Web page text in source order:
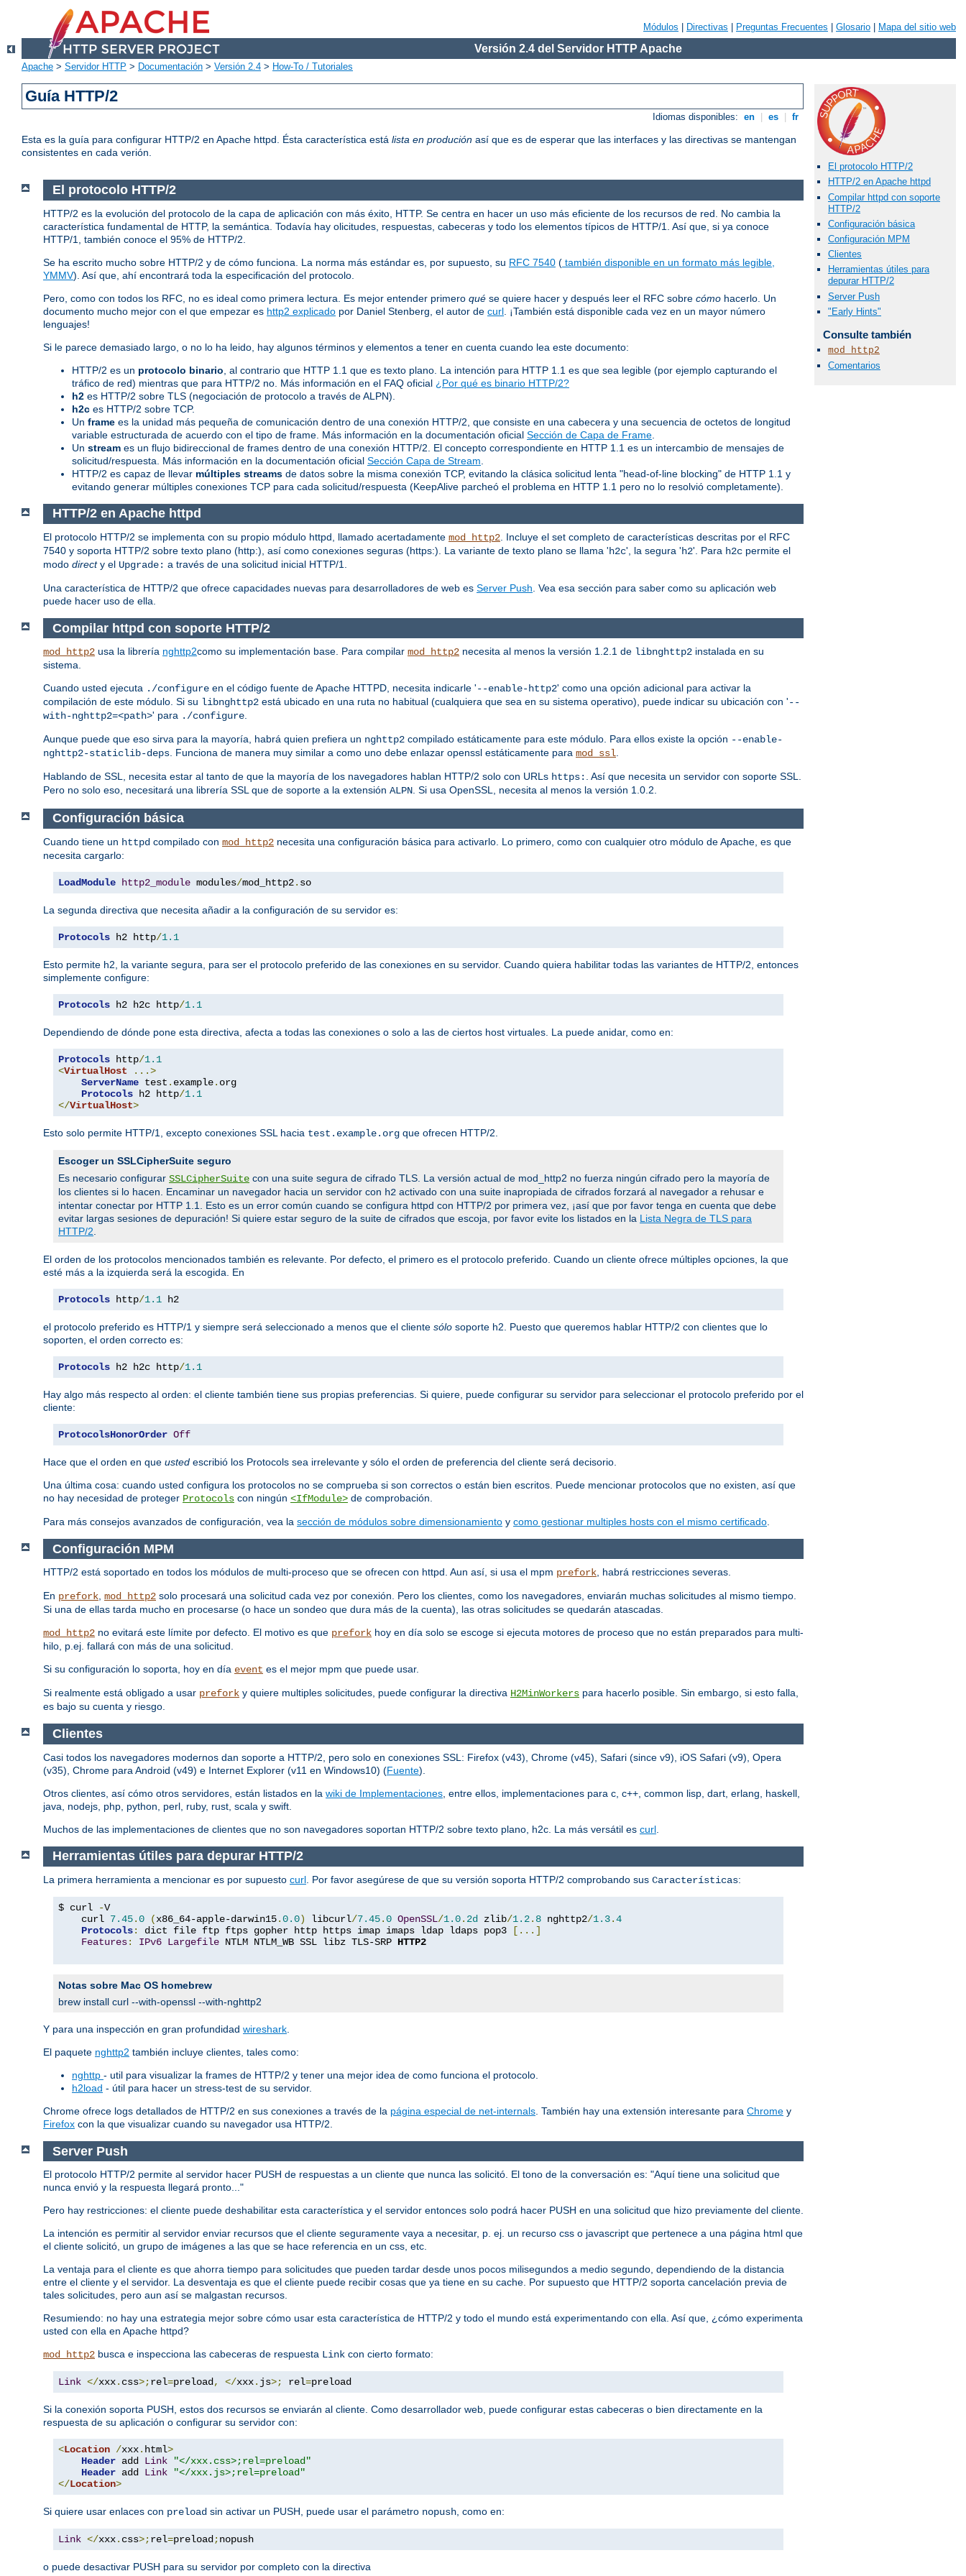
Módulos Directivas Preguntas Frecuentes Glosario Mapa del sitio web
Versión 2.4 del Servidor HTTP Apache
Apache > Servidor HTTP > Documentación > Versión 2.4 > How-To / Tutoriales
Guía HTTP/2
Idiomas disponibles: en es fr
Esta es la guía para configurar HTTP/2 en Apache httpd. Ésta característica está lista en produción así que es de esperar que las interfaces y las directivas se mantengan
consistentes en cada verión.
El protocolo HTTP/2
HTTP/2 en Apache httpd
Compilar httpd con soporte
HTTP/2
Configuración básica
Configuración MPM
Clientes
Herramientas útiles para
depurar HTTP/2
Server Push
"Early Hints"
Consulte también
mod_http2
Comentarios
El protocolo HTTP/2
HTTP/2 es la evolución del protocolo de la capa de aplicación con más éxito, HTTP. Se centra en hacer un uso más eficiente de los recursos de red. No cambia la
característica fundamental de HTTP, la semántica. Todavía hay olicitudes, respuestas, cabeceras y todo los elementos típicos de HTTP/1. Así que, si ya conoce
HTTP/1, también conoce el 95% de HTTP/2.
Se ha escrito mucho sobre HTTP/2 y de cómo funciona. La norma más estándar es, por supuesto, su RFC 7540 ( también disponible en un formato más legible,
YMMV). Así que, ahí encontrará toda la especificación del protocolo.
Pero, como con todos los RFC, no es ideal como primera lectura. Es mejor entender primero qué se quiere hacer y después leer el RFC sobre cómo hacerlo. Un
documento mucho mejor con el que empezar es http2 explicado por Daniel Stenberg, el autor de curl . ¡También está disponible cada vez en un mayor número
lenguajes!
Si le parece demasiado largo, o no lo ha leido, hay algunos términos y elementos a tener en cuenta cuando lea este documento:
HTTP/2 es un protocolo binario , al contrario que HTTP 1.1 que es texto plano. La intención para HTTP 1.1 es que sea legible (por ejemplo capturando el
tráfico de red) mientras que para HTTP/2 no. Más información en el FAQ oficial ¿Por qué es binario HTTP/2?
h2 es HTTP/2 sobre TLS (negociación de protocolo a través de ALPN).
h2c es HTTP/2 sobre TCP.
Un frame es la unidad más pequeña de comunicación dentro de una conexión HTTP/2, que consiste en una cabecera y una secuencia de octetos de longitud
variable estructurada de acuerdo con el tipo de frame. Más información en la documentación oficial Sección de Capa de Frame
Un stream es un flujo bidireccional de frames dentro de una conexión HTTP/2. El concepto correspondiente en HTTP 1.1 es un intercambio de mensajes de
solicitud/respuesta. Más información en la documentación oficial Sección Capa de Stream
HTTP/2 es capaz de llevar múltiples streams de datos sobre la misma conexión TCP, evitando la clásica solicitud lenta "head-of-line blocking" de HTTP 1.1 y
evitando generar múltiples conexiones TCP para cada solicitud/respuesta (KeepAlive parcheó el problema en HTTP 1.1 pero no lo resolvió completamente).
HTTP/2 en Apache httpd
El protocolo HTTP/2 se implementa con su propio módulo httpd, llamado acertadamente mod_http2 . Incluye el set completo de características descritas por el RFC
7540 y soporta HTTP/2 sobre texto plano (http:), así como conexiones seguras (https:). La variante de texto plano se llama 'h2c', la segura 'h2'. Para h2c permite el
modo directy el Upgrade: a través de una solicitud inicial HTTP/1.
Una característica de HTTP/2 que ofrece capacidades nuevas para desarrolladores de web es Server Push . Vea esa sección para saber como su aplicación web
puede hacer uso de ella.
Compilar httpd con soporte HTTP/2
mod_http2 usa la librería nghttp2como su implementación base. Para compilar mod_http2 necesita al menos la versión 1.2.1 de libnghttp2 instalada en su
sistema.
Cuando usted ejecuta ./configure en el código fuente de Apache HTTPD, necesita indicarle '--enable-http2' como una opción adicional para activar la
compilación de este módulo. Si su libnghttp2 está ubicado en una ruta no habitual (cualquiera que sea en su sistema operativo), puede indicar su ubicación con '--
with-nghttp2=<path>' para ./configure.
Aunque puede que eso sirva para la mayoría, habrá quien prefiera un nghttp2 compilado estáticamente para este módulo. Para ellos existe la opción --enable-
nghttp2-staticlib-deps. Funciona de manera muy similar a como uno debe enlazar openssl estáticamente para mod_ssl.
Hablando de SSL, necesita estar al tanto de que la mayoría de los navegadores hablan HTTP/2 solo con URLs https: . Así que necesita un servidor con soporte SSL.
Pero no solo eso, necesitará una librería SSL que de soporte a la extensión ALPN. Si usa OpenSSL, necesita al menos la versión 1.0.2.
Configuración básica
Cuando tiene un httpd compilado con mod_http2 necesita una configuración básica para activarlo. Lo primero, como con cualquier otro módulo de Apache, es que
necesita cargarlo:
LoadModule http2_module modules/mod_http2. so
La segunda directiva que necesita añadir a la configuración de su servidor es:
Protocols h2 http/1.1
Esto permite h2, la variante segura, para ser el protocolo preferido de las conexiones en su servidor. Cuando quiera habilitar todas las variantes de HTTP/2, entonces
simplemente configure:
Protocols h2 h2c http/1.1
Dependiendo de dónde pone esta directiva, afecta a todas las conexiones o solo a las de ciertos host virtuales. La puede anidar, como en:
Protocols http/1.1
<VirtualHost
...>
ServerName test . example. org
Protocols h2 http/1.1
</VirtualHost>
Esto solo permite HTTP/1, excepto conexiones SSL hacia test.example.org que ofrecen HTTP/2.
Escoger un SSLCipherSuite seguro
Es necesario configurar SSLCipherSuite con una suite segura de cifrado TLS. La versión actual de mod_http2 no fuerza ningún cifrado pero la mayoría de
los clientes si lo hacen. Encaminar un navegador hacia un servidor con h2 activado con una suite inapropiada de cifrados forzará al navegador a rehusar e
intentar conectar por HTTP 1.1. Esto es un error común cuando se configura httpd con HTTP/2 por primera vez, ¡así que por favor tenga en cuenta que debe
evitar largas sesiones de depuración! Si quiere estar seguro de la suite de cifrados que escoja, por favor evite los listados en la Lista Negra de TLS para
HTTP/2
El orden de los protocolos mencionados también es relevante. Por defecto, el primero es el protocolo preferido. Cuando un cliente ofrece múltiples opciones, la que
esté más a la izquierda será la escogida. En
Protocols http/1.1 h2
el protocolo preferido es HTTP/1 y siempre será seleccionado a menos que el cliente sólo soporte h2. Puesto que queremos hablar HTTP/2 con clientes que lo
soporten, el orden correcto es:
Protocols h2 h2c http/1.1
Hay algo más respecto al orden: el cliente también tiene sus propias preferencias. Si quiere, puede configurar su servidor para seleccionar el protocolo preferido por el
cliente:
ProtocolsHonorOrder Off
Hace que el orden en que usted escribió los Protocols sea irrelevante y sólo el orden de preferencia del cliente será decisorio.
Una última cosa: cuando usted configura los protocolos no se comprueba si son correctos o están bien escritos. Puede mencionar protocolos que no existen, así que
no hay necesidad de proteger Protocols con ningún <IfModule> de comprobación.
Para más consejos avanzados de configuración, vea la sección de módulos sobre dimensionamiento y como gestionar multiples hosts con el mismo certificado
Configuración MPM
HTTP/2 está soportado en todos los módulos de multi-proceso que se ofrecen con httpd. Aun así, si usa el mpm prefork, habrá restricciones severas.
En prefork, mod_http2 solo procesará una solicitud cada vez por conexión. Pero los clientes, como los navegadores, enviarán muchas solicitudes al mismo tiempo.
Si una de ellas tarda mucho en procesarse (o hace un sondeo que dura más de la cuenta), las otras solicitudes se quedarán atascadas.
mod_http2 no evitará este límite por defecto. El motivo es que prefork hoy en día solo se escoge si ejecuta motores de proceso que no están preparados para multi-
hilo, p.ej. fallará con más de una solicitud.
Si su configuración lo soporta, hoy en día event es el mejor mpm que puede usar.
Si realmente está obligado a usar prefork y quiere multiples solicitudes, puede configurar la directiva H2MinWorkers para hacerlo posible. Sin embargo, si esto falla,
es bajo su cuenta y riesgo.
Clientes
Casi todos los navegadores modernos dan soporte a HTTP/2, pero solo en conexiones SSL: Firefox (v43), Chrome (v45), Safari (since v9), iOS Safari (v9), Opera
(v35), Chrome para Android (v49) e Internet Explorer (v11 en Windows10) (Fuente).
Otros clientes, así cómo otros servidores, están listados en la wiki de Implementaciones , entre ellos, implementaciones para c, c++, common lisp, dart, erlang, haskell,
java, nodejs, php, python, perl, ruby, rust, scala y swift.
Muchos de las implementaciones de clientes que no son navegadores soportan HTTP/2 sobre texto plano, h2c. La más versátil es curl
Herramientas útiles para depurar HTTP/2
La primera herramienta a mencionar es por supuesto curl . Por favor asegúrese de que su versión soporta HTTP/2 comprobando sus Características:
$ curl -V
    curl
7.45.0 (x86_64-apple-darwin15.0.0) libcurl/7.45.0 OpenSSL/1.0. 2d zlib/1.2. 8 nghttp2/1.3.4
Protocols: dict file ftp ftps gopher http https imap imaps ldap ldaps pop3
[...]
Features: IPv6 Largefile NTLM NTLM_WB SSL libz TLS-SRP HTTP2
Notas sobre Mac OS homebrew
brew install curl --with-openssl --with-nghttp2
Y para una inspección en gran profundidad wireshark
El paquete nghttp2 también incluye clientes, tales como:
nghttp - util para visualizar la frames de HTTP/2 y tener una mejor idea de como funciona el protocolo.
h2load - útil para hacer un stress-test de su servidor.
Chrome ofrece logs detallados de HTTP/2 en sus conexiones a través de la página especial de net-internals . También hay una extensión interesante para Chrome y
Firefox con la que visualizar cuando su navegador usa HTTP/2.
Server Push
El protocolo HTTP/2 permite al servidor hacer PUSH de respuestas a un cliente que nunca las solicitó. El tono de la conversación es: "Aquí tiene una solicitud que
nunca envió y la respuesta llegará pronto..."
Pero hay restricciones: el cliente puede deshabilitar esta característica y el servidor entonces solo podrá hacer PUSH en una solicitud que hizo previamente del cliente.
La intención es permitir al servidor enviar recursos que el cliente seguramente vaya a necesitar, p. ej. un recurso css o javascript que pertenece a una página html que
el cliente solicitó, un grupo de imágenes a las que se hace referencia en un css, etc.
La ventaja para el cliente es que ahorra tiempo para solicitudes que pueden tardar desde unos pocos milisegundos a medio segundo, dependiendo de la distancia
entre el cliente y el servidor. La desventaja es que el cliente puede recibir cosas que ya tiene en su cache. Por supuesto que HTTP/2 soporta cancelación previa de
tales solicitudes, pero aun así se malgastan recursos.
Resumiendo: no hay una estrategia mejor sobre cómo usar esta característica de HTTP/2 y todo el mundo está experimentando con ella. Así que, ¿cómo experimenta
usted con ella en Apache httpd?
mod_http2 busca e inspecciona las cabeceras de respuesta Link con cierto formato:
Link </xxx. css>;rel=preload, </xxx. js>; rel=preload
Si la conexión soporta PUSH, estos dos recursos se enviarán al cliente. Como desarrollador web, puede configurar estas cabeceras o bien directamente en la
respuesta de su aplicación o configurar su servidor con:
<Location /xxx. html>
Header add Link
"</xxx.css>;rel=preload"
Header add Link
"</xxx.js>;rel=preload"
</Location>
Si quiere usar enlaces con preload sin activar un PUSH, puede usar el parámetro nopush, como en:
Link </xxx. css>;rel=preload;nopush
o puede desactivar PUSH para su servidor por completo con la directiva